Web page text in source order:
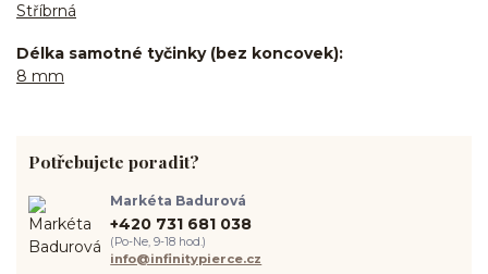
Stříbrná
Délka samotné tyčinky (bez koncovek)
8 mm
Potřebujete poradit?
Markéta Badurová
+420 731 681 038
(Po-Ne, 9-18 hod.)
info@infinitypierce.cz